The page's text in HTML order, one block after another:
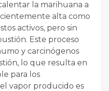
la marihuana a
alta como
activos, pero sin
Este proceso
y carcinógenos
lo que resulta en
para los
vapor producido es